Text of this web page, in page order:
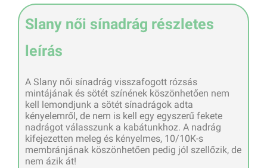
Slany női sínadrág részletes
leírás
A Slany női sínadrág visszafogott rózsás
mintájának és sötét színének köszönhetően nem
kell lemondjunk a sötét sínadrágok adta
kényelemről, de nem is kell egy egyszerű fekete
nadrágot válasszunk a kabátunkhoz. A nadrág
kifejezetten meleg és kényelmes, 10/10K-s
membránjának köszönhetően pedig jól szellőzik, de
nem ázik át!